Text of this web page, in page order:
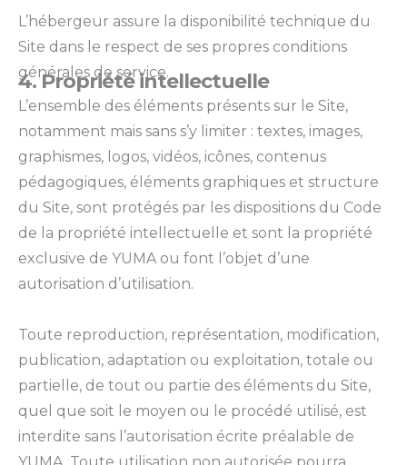
L’hébergeur assure la disponibilité technique du
Site dans le respect de ses propres conditions
générales de service.
4. Propriété intellectuelle
L’ensemble des éléments présents sur le Site,
notamment mais sans s’y limiter : textes, images,
graphismes, logos, vidéos, icônes, contenus
pédagogiques, éléments graphiques et structure
du Site, sont protégés par les dispositions du Code
de la propriété intellectuelle et sont la propriété
exclusive de YUMA ou font l’objet d’une
autorisation d’utilisation.
Toute reproduction, représentation, modification,
publication, adaptation ou exploitation, totale ou
partielle, de tout ou partie des éléments du Site,
quel que soit le moyen ou le procédé utilisé, est
interdite sans l’autorisation écrite préalable de